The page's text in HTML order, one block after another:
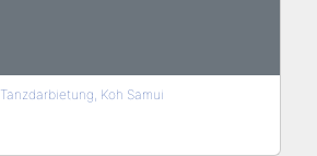
Tanzdarbietung, Koh Samui